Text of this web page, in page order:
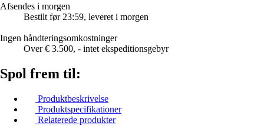
Afsendes i morgen
Bestilt før 23:59, leveret i morgen
Ingen håndteringsomkostninger
Over € 3.500, - intet ekspeditionsgebyr
Spol frem til:
Produktbeskrivelse
Produktspecifikationer
Relaterede produkter